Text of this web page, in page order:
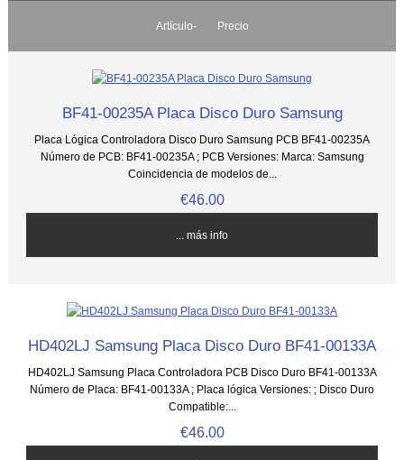
Artículo- Precio
BF41-00235A Placa Disco Duro Samsung
Placa Lógica Controladora Disco Duro Samsung PCB BF41-00235A
Número de PCB: BF41-00235A ; PCB Versiones: Marca: Samsung
Coincidencia de modelos de...
€46.00
... más info
HD402LJ Samsung Placa Disco Duro BF41-00133A
HD402LJ Samsung Placa Controladora PCB Disco Duro BF41-00133A
Número de Placa: BF41-00133A ; Placa lógica Versiones: ; Disco Duro
Compatible:...
€46.00